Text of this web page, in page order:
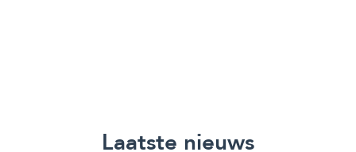
Laatste nieuws